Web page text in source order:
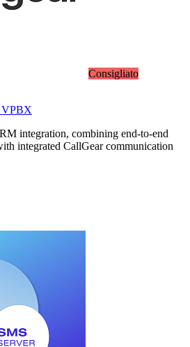
Consigliato
VPBX
integration, combining end-to-end
integrated CallGear communication